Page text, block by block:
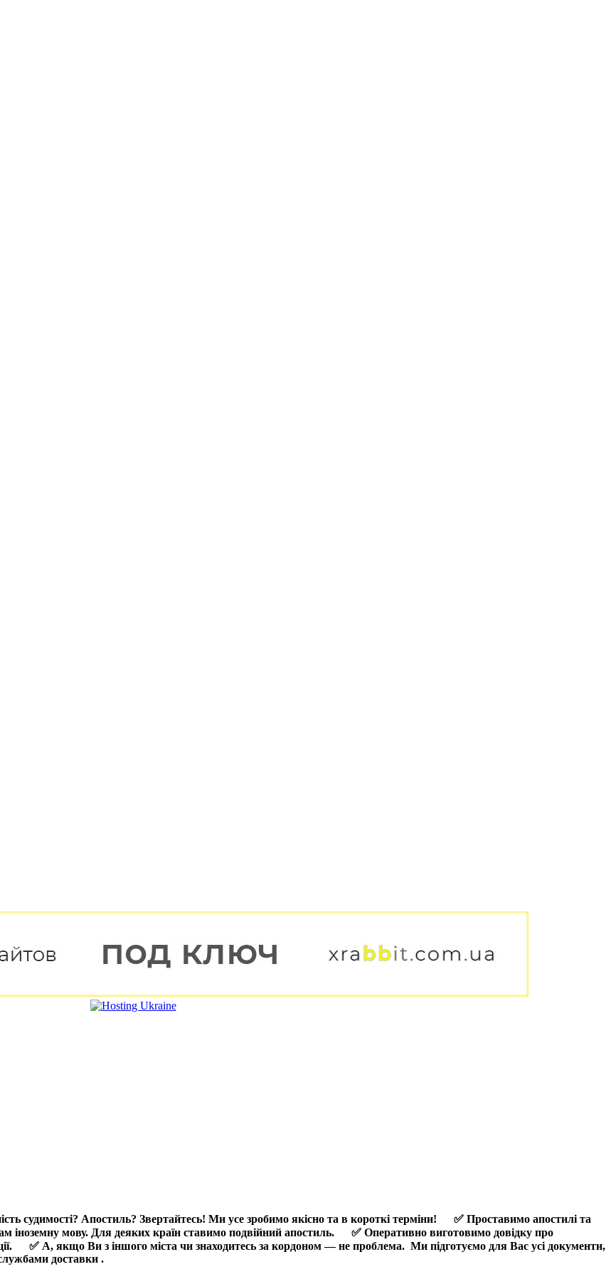
судимості? Апостиль? Звертайтесь! Ми усе зробимо якісно та в короткі терміни! ✅ Проставимо апостилі та
іноземну мову. Для деяких країн ставимо подвійний апостиль. ✅ Оперативно виготовимо довідку про
✅ А, якщо Ви з іншого міста чи знаходитесь за кордоном — не проблема. Ми підготуємо для Вас усі документи,
доставки .